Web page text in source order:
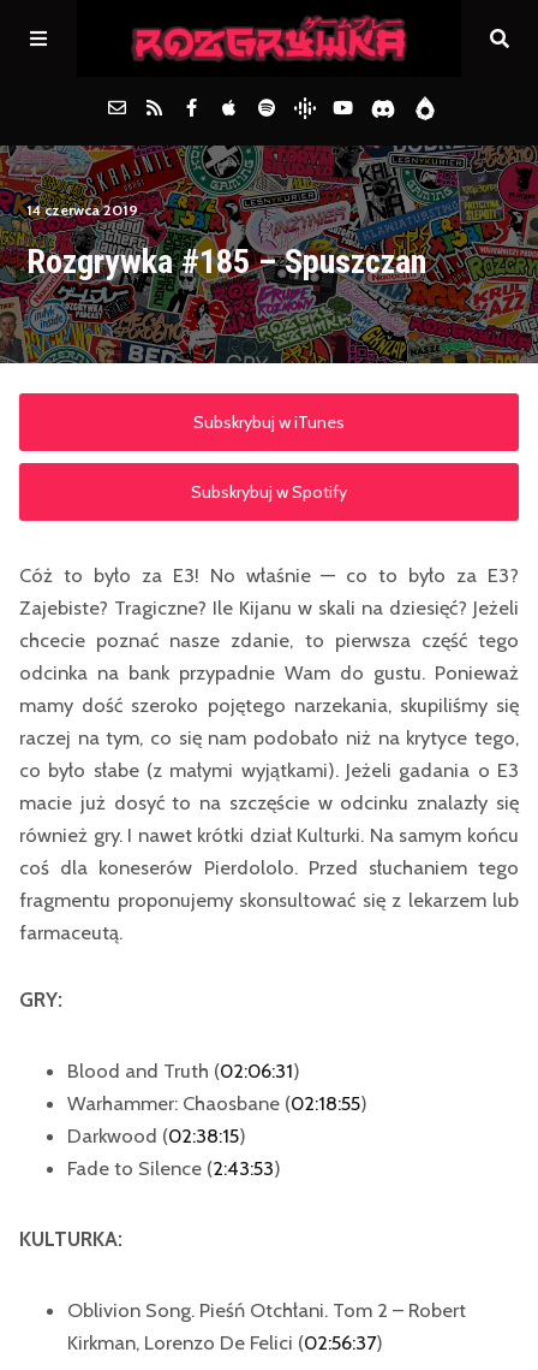
Główna
Archiwum
FAQs
14 czerwca 2019
Rozgrywka #185 – Spuszczan
Subskrybuj w iTunes
Subskrybuj w Spotify
Cóż to było za E3! No właśnie — co to było za E3?
Zajebiste? Tragiczne? Ile Kijanu w skali na dziesięć? Jeżeli
chcecie poznać nasze zdanie, to pierwsza część tego
odcinka na bank przypadnie Wam do gustu. Ponieważ
mamy dość szeroko pojętego narzekania, skupiliśmy się
raczej na tym, co się nam podobało niż na krytyce tego,
co było słabe (z małymi wyjątkami). Jeżeli gadania o E3
macie już dosyć to na szczęście w odcinku znalazły się
również gry. I nawet krótki dział Kulturki. Na samym końcu
coś dla koneserów Pierdololo. Przed słuchaniem tego
fragmentu proponujemy skonsultować się z lekarzem lub
farmaceutą.
GRY:
Blood and Truth (02:06:31)
Warhammer: Chaosbane (02:18:55)
Darkwood (02:38:15)
Fade to Silence (2:43:53)
KULTURKA:
Oblivion Song. Pieśń Otchłani. Tom 2 – Robert
Kirkman, Lorenzo De Felici (02:56:37)